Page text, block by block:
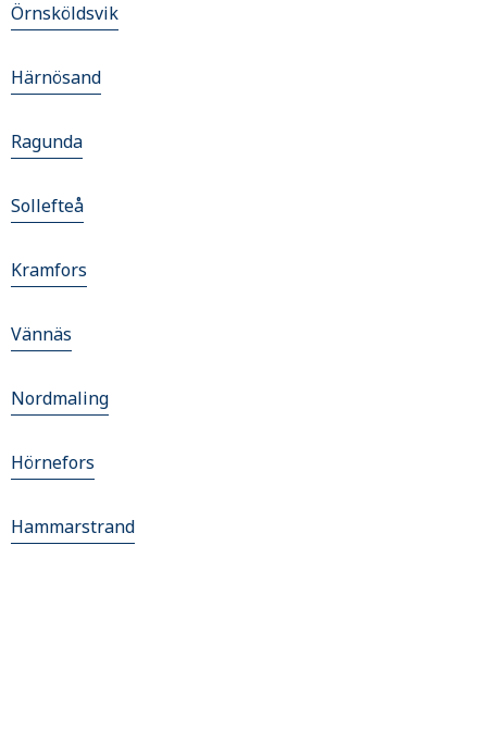
Örnsköldsvik
Härnösand
Ragunda
Sollefteå
Kramfors
Vännäs
Nordmaling
Hörnefors
Hammarstrand